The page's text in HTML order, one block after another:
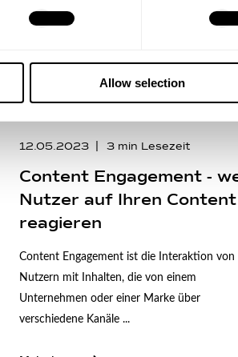
Allow selection
12.05.2023 3 min Lesezeit
Content Engagement -
Nutzer auf Ihren Content
reagieren
Content Engagement ist die Interaktion von
Nutzern mit Inhalten, die von einem
Unternehmen oder einer Marke über
verschiedene Kanäle ...